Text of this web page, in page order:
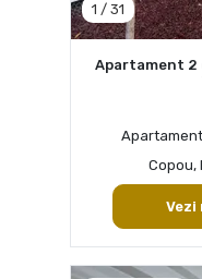
1 / 31
Apartament 2
Copou,
Vezi